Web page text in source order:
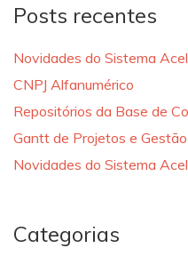
Posts recentes
Novidades do Sistema
CNPJ Alfanumérico
Repositórios da Base de
Gantt de Projetos e
Novidades do Sistema
Categorias